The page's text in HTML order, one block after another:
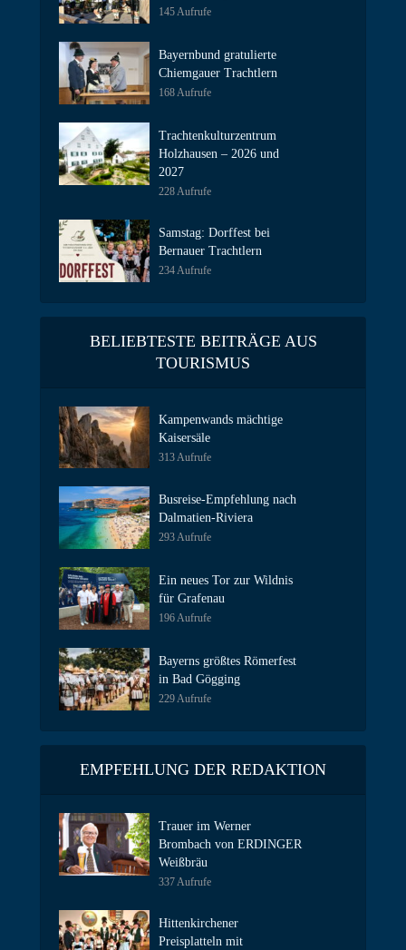
145 Aufrufe
Bayernbund gratulierte
Chiemgauer Trachtlern
168 Aufrufe
Trachtenkulturzentrum
Holzhausen – 2026 und
2027
228 Aufrufe
Samstag: Dorffest bei
Bernauer Trachtlern
234 Aufrufe
BELIEBTESTE BEITRÄGE AUS
TOURISMUS
Kampenwands mächtige
Kaisersäle
313 Aufrufe
Busreise-Empfehlung nach
Dalmatien-Riviera
293 Aufrufe
Ein neues Tor zur Wildnis
für Grafenau
196 Aufrufe
Bayerns größtes Römerfest
in Bad Gögging
229 Aufrufe
EMPFEHLUNG DER REDAKTION
Trauer im Werner
Brombach von ERDINGER
Weißbräu
337 Aufrufe
Hittenkirchener
Preisplatteln mit